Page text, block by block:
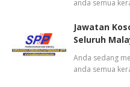
anda semua
Jawatan
Seluruh
Anda sedang
anda semua